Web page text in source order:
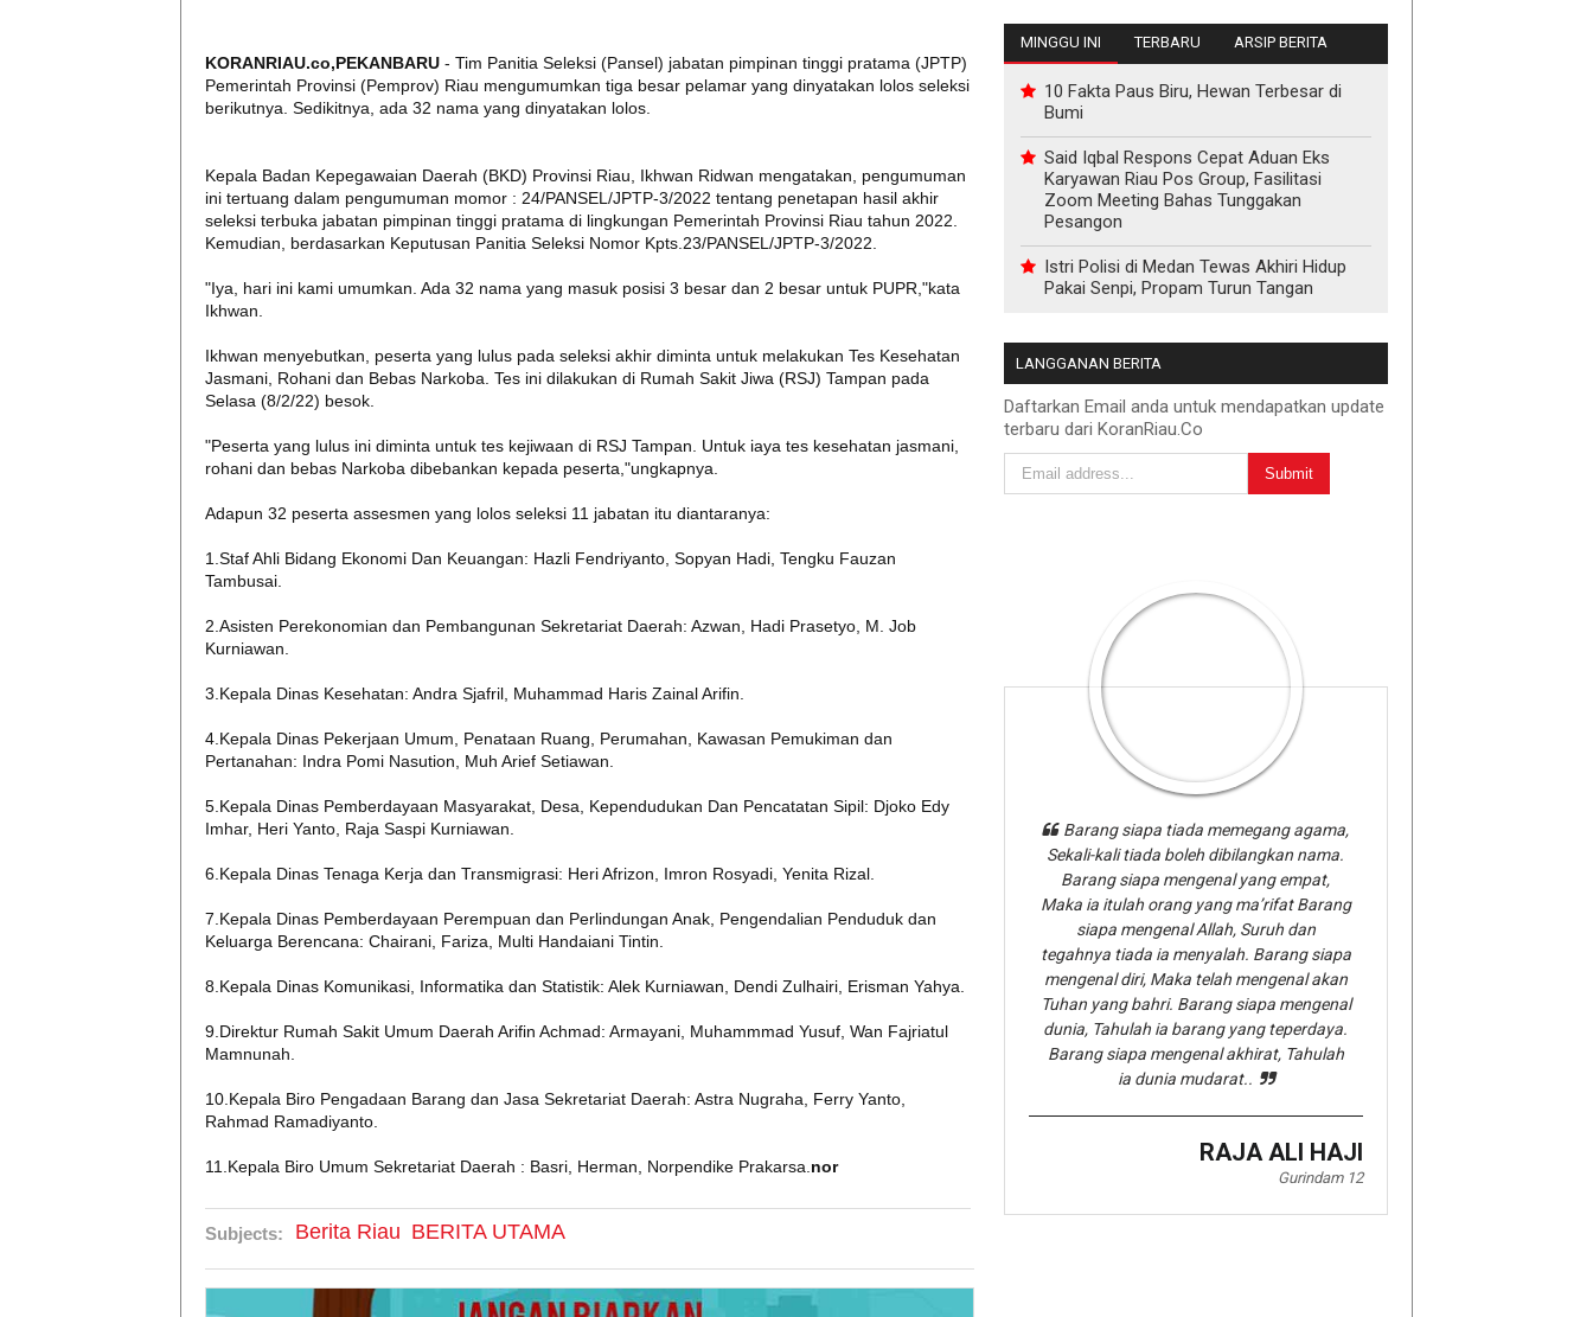
KORANRIAU.co,PEKANBARU - Tim Panitia Seleksi (Pansel) jabatan pimpinan tinggi pratama (JPTP)
Pemerintah Provinsi (Pemprov) Riau mengumumkan tiga besar pelamar yang dinyatakan lolos seleksi
berikutnya. Sedikitnya, ada 32 nama yang dinyatakan lolos.
Kepala Badan Kepegawaian Daerah (BKD) Provinsi Riau, Ikhwan Ridwan mengatakan, pengumuman
ini tertuang dalam pengumuman momor : 24/PANSEL/JPTP-3/2022 tentang penetapan hasil akhir
seleksi terbuka jabatan pimpinan tinggi pratama di lingkungan Pemerintah Provinsi Riau tahun 2022.
Kemudian, berdasarkan Keputusan Panitia Seleksi Nomor Kpts.23/PANSEL/JPTP-3/2022.
"Iya, hari ini kami umumkan. Ada 32 nama yang masuk posisi 3 besar dan 2 besar untuk PUPR,"kata
Ikhwan.
Ikhwan menyebutkan, peserta yang lulus pada seleksi akhir diminta untuk melakukan Tes Kesehatan
Jasmani, Rohani dan Bebas Narkoba. Tes ini dilakukan di Rumah Sakit Jiwa (RSJ) Tampan pada
Selasa (8/2/22) besok.
"Peserta yang lulus ini diminta untuk tes kejiwaan di RSJ Tampan. Untuk iaya tes kesehatan jasmani,
rohani dan bebas Narkoba dibebankan kepada peserta,"ungkapnya.
Adapun 32 peserta assesmen yang lolos seleksi 11 jabatan itu diantaranya:
1.Staf Ahli Bidang Ekonomi Dan Keuangan: Hazli Fendriyanto, Sopyan Hadi, Tengku Fauzan
Tambusai.
2.Asisten Perekonomian dan Pembangunan Sekretariat Daerah: Azwan, Hadi Prasetyo, M. Job
Kurniawan.
3.Kepala Dinas Kesehatan: Andra Sjafril, Muhammad Haris Zainal Arifin.
4.Kepala Dinas Pekerjaan Umum, Penataan Ruang, Perumahan, Kawasan Pemukiman dan
Pertanahan: Indra Pomi Nasution, Muh Arief Setiawan.
5.Kepala Dinas Pemberdayaan Masyarakat, Desa, Kependudukan Dan Pencatatan Sipil: Djoko Edy
Imhar, Heri Yanto, Raja Saspi Kurniawan.
6.Kepala Dinas Tenaga Kerja dan Transmigrasi: Heri Afrizon, Imron Rosyadi, Yenita Rizal.
7.Kepala Dinas Pemberdayaan Perempuan dan Perlindungan Anak, Pengendalian Penduduk dan
Keluarga Berencana: Chairani, Fariza, Multi Handaiani Tintin.
8.Kepala Dinas Komunikasi, Informatika dan Statistik: Alek Kurniawan, Dendi Zulhairi, Erisman Yahya.
9.Direktur Rumah Sakit Umum Daerah Arifin Achmad: Armayani, Muhammmad Yusuf, Wan Fajriatul
Mamnunah.
10.Kepala Biro Pengadaan Barang dan Jasa Sekretariat Daerah: Astra Nugraha, Ferry Yanto,
Rahmad Ramadiyanto.
11.Kepala Biro Umum Sekretariat Daerah : Basri, Herman, Norpendike Prakarsa. nor
Subjects: Berita Riau BERITA UTAMA
MINGGU INI TERBARU ARSIP BERITA
10 Fakta Paus Biru, Hewan Terbesar di
Bumi
Said Iqbal Respons Cepat Aduan Eks
Karyawan Riau Pos Group, Fasilitasi
Zoom Meeting Bahas Tunggakan
Pesangon
Istri Polisi di Medan Tewas Akhiri Hidup
Pakai Senpi, Propam Turun Tangan
LANGGANAN BERITA
Daftarkan Email anda untuk mendapatkan update
terbaru dari KoranRiau.Co
Barang siapa tiada memegang agama,
Sekali-kali tiada boleh dibilangkan nama.
Barang siapa mengenal yang empat,
Maka ia itulah orang yang ma’rifat Barang
siapa mengenal Allah, Suruh dan
tegahnya tiada ia menyalah. Barang siapa
mengenal diri, Maka telah mengenal akan
Tuhan yang bahri. Barang siapa mengenal
dunia, Tahulah ia barang yang teperdaya.
Barang siapa mengenal akhirat, Tahulah
ia dunia mudarat..
RAJA ALI HAJI
Gurindam 12